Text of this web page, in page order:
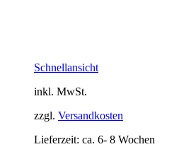
Schnellansicht
inkl. MwSt.
zzgl. Versandkosten
Lieferzeit: ca. 6- 8 Wochen